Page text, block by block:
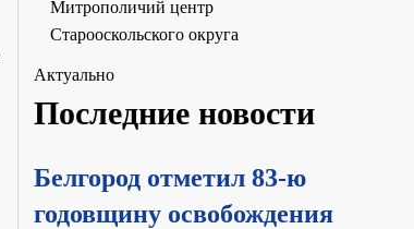
Митрополичий центр
Старооскольского округа
Актуально
Последние новости
Белгород отметил 83-ю
годовщину освобождения